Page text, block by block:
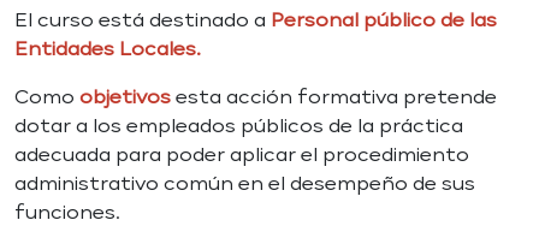
El curso está destinado a Personal público de las
Entidades Locales.
Como objetivos esta acción formativa pretende
dotar a los empleados públicos de la práctica
adecuada para poder aplicar el procedimiento
administrativo común en el desempeño de sus
funciones.